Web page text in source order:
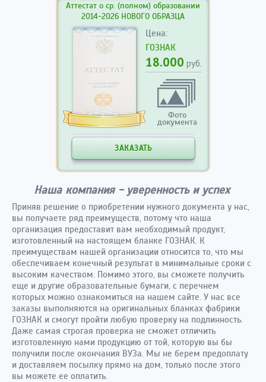
Аттестат о ср. (полном) образовании
2014-2026 НОВОГО ОБРАЗЦА
Цена:
ГОЗНАК
18.000 руб.
Фото
документа
ЗАКАЗАТЬ
Наша компания - уверенность и успех
Приняв решение о приобретении нужного документа у нас,
вы получаете ряд преимуществ, потому что наша
организация предоставит вам необходимый продукт,
изготовленный на настоящем бланке ГОЗНАК. К
преимуществам нашей организации относится то, что мы
обеспечиваем конечный результат в минимальные сроки с
высоким качеством. Помимо этого, вы сможете получить
еще и другие образовательные бумаги, с перечнем
которых можно ознакомиться на нашем сайте. У нас все
заказы выполняются на оригинальных бланках фабрики
ГОЗНАК и смогут пройти любую проверку на подлинность.
Даже самая строгая проверка не сможет отличить
изготовленную нами продукцию от той, которую вы бы
получили после окончания ВУЗа. Мы не берем предоплату
и доставляем посылку прямо на дом, только после этого
вы можете ее оплатить.